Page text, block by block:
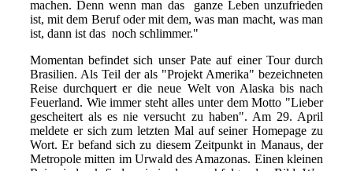
machen. Denn wenn man das ganze Leben unzufrieden
ist, mit dem Beruf oder mit dem, was man macht, was man
ist, dann ist das noch schlimmer."
Momentan befindet sich unser Pate auf einer Tour durch
Brasilien. Als Teil der als "Projekt Amerika" bezeichneten
Reise durchquert er die neue Welt von Alaska bis nach
Feuerland. Wie immer steht alles unter dem Motto "Lieber
gescheitert als es nie versucht zu haben". Am 29. April
meldete er sich zum letzten Mal auf seiner Homepage zu
Wort. Er befand sich zu diesem Zeitpunkt in Manaus, der
Metropole mitten im Urwald des Amazonas. Einen kleinen